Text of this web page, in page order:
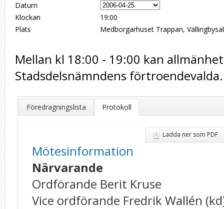
Datum
Klockan
19:00
Plats
Medborgarhuset Trappan,
Mellan kl 18:00 - 19:00 kan
Stadsdelsnämndens förtroendevalda.
Föredragningslista Protokoll
Ladda ner som PDF
Mötesinformation
Närvarande
Ordförande Berit Kruse
Vice ordförande Fredrik Wallén